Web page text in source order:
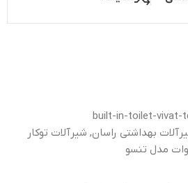
built-in-toilet-vivat-
بهداشتی راسان, شیرآلات توکار
مدل تنسو